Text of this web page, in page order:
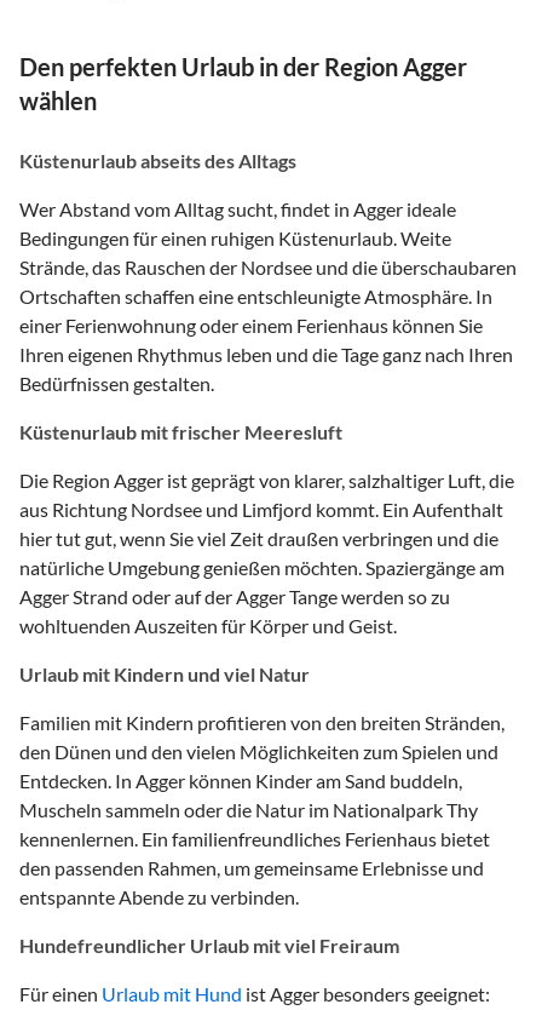
Den perfekten Urlaub in der Region Agger
wählen
Küstenurlaub abseits des Alltags
Wer Abstand vom Alltag sucht, findet in Agger ideale
Bedingungen für einen ruhigen Küstenurlaub. Weite
Strände, das Rauschen der Nordsee und die überschaubaren
Ortschaften schaffen eine entschleunigte Atmosphäre. In
einer Ferienwohnung oder einem Ferienhaus können Sie
Ihren eigenen Rhythmus leben und die Tage ganz nach Ihren
Bedürfnissen gestalten.
Küstenurlaub mit frischer Meeresluft
Die Region Agger ist geprägt von klarer, salzhaltiger Luft, die
aus Richtung Nordsee und Limfjord kommt. Ein Aufenthalt
hier tut gut, wenn Sie viel Zeit draußen verbringen und die
natürliche Umgebung genießen möchten. Spaziergänge am
Agger Strand oder auf der Agger Tange werden so zu
wohltuenden Auszeiten für Körper und Geist.
Urlaub mit Kindern und viel Natur
Familien mit Kindern profitieren von den breiten Stränden,
den Dünen und den vielen Möglichkeiten zum Spielen und
Entdecken. In Agger können Kinder am Sand buddeln,
Muscheln sammeln oder die Natur im Nationalpark Thy
kennenlernen. Ein familienfreundliches Ferienhaus bietet
den passenden Rahmen, um gemeinsame Erlebnisse und
entspannte Abende zu verbinden.
Hundefreundlicher Urlaub mit viel Freiraum
Für einen Urlaub mit Hund ist Agger besonders geeignet: